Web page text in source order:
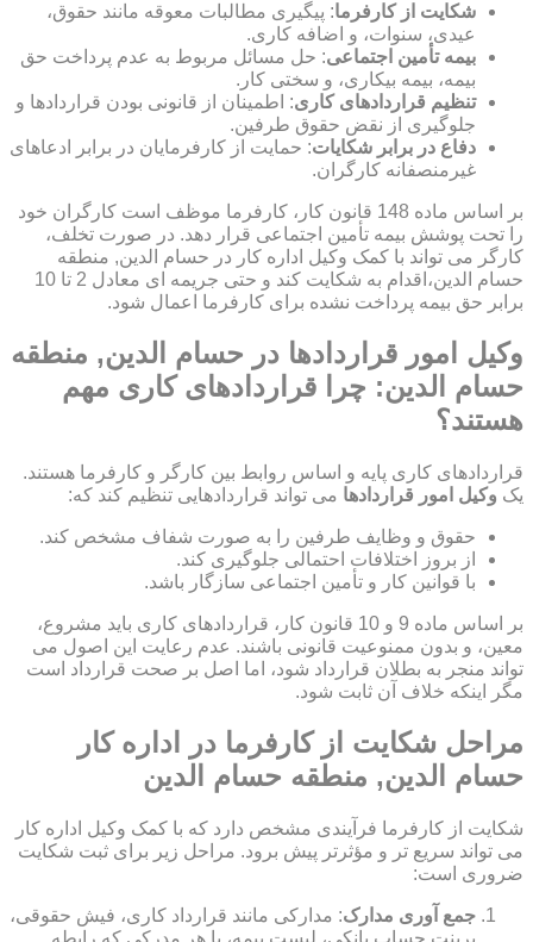
شکایت از کارفرما: پیگیری مطالبات معوقه مانند حقوق،
عیدی، سنوات، و اضافه کاری.
بیمه تأمین اجتماعی: حل مسائل مربوط به عدم پرداخت حق
بیمه، بیمه بیکاری، و سختی کار.
تنظیم قراردادهای کاری: اطمینان از قانونی بودن قراردادها و
جلوگیری از نقض حقوق طرفین.
دفاع در برابر شکایات: حمایت از کارفرمایان در برابر ادعاهای
غیرمنصفانه کارگران.
بر اساس ماده 148 قانون کار، کارفرما موظف است کارگران خود
را تحت پوشش بیمه تأمین اجتماعی قرار دهد. در صورت تخلف،
کارگر می تواند با کمک وکیل اداره کار در حسام الدین, منطقه
حسام الدین،اقدام به شکایت کند و حتی جریمه ای معادل 2 تا 10
برابر حق بیمه پرداخت نشده برای کارفرما اعمال شود.
وکیل امور قراردادها در حسام الدین, منطقه
حسام الدین: چرا قراردادهای کاری مهم
هستند؟
قراردادهای کاری پایه و اساس روابط بین کارگر و کارفرما هستند.
یک وکیل امور قراردادها می تواند قراردادهایی تنظیم کند که:
حقوق و وظایف طرفین را به صورت شفاف مشخص کند.
از بروز اختلافات احتمالی جلوگیری کند.
با قوانین کار و تأمین اجتماعی سازگار باشد.
بر اساس ماده 9 و 10 قانون کار، قراردادهای کاری باید مشروع،
معین، و بدون ممنوعیت قانونی باشند. عدم رعایت این اصول می
تواند منجر به بطلان قرارداد شود، اما اصل بر صحت قرارداد است
مگر اینکه خلاف آن ثابت شود.
مراحل شکایت از کارفرما در اداره کار
حسام الدین, منطقه حسام الدین
شکایت از کارفرما فرآیندی مشخص دارد که با کمک وکیل اداره کار
می تواند سریع تر و مؤثرتر پیش برود. مراحل زیر برای ثبت شکایت
ضروری است:
جمع آوری مدارک: مدارکی مانند قرارداد کاری، فیش حقوقی،
پرینت حساب بانکی، لیست بیمه، یا هر مدرکی که رابطه